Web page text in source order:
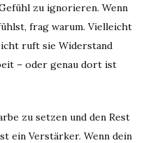
zu ignorieren. Wenn
frag warum. Vielleicht
ruft sie Widerstand
– oder genau dort ist
zu setzen und den Rest
ein Verstärker. Wenn dein